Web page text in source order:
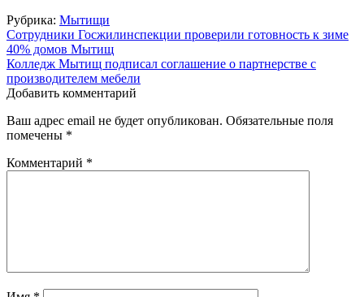
Рубрика: Мытищи
Навигация
по
записям
Сотрудники Госжилинспекции проверили готовность к зиме
40% домов Мытищ
Колледж Мытищ подписал соглашение о партнерстве с
производителем мебели
Добавить комментарий
Ваш адрес email не будет опубликован. Обязательные поля
помечены *
Комментарий *